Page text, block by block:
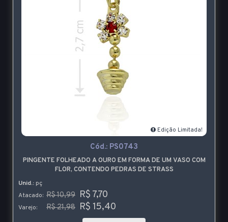
Edição Limitada!
Cód.: PS0743
PINGENTE FOLHEADO A OURO EM FORMA DE UM VASO COM
FLOR, CONTENDO PEDRAS DE STRASS
Unid.: pç
Atacado: R$ 10,99 R$ 7,70
Varejo: R$ 21,98 R$ 15,40